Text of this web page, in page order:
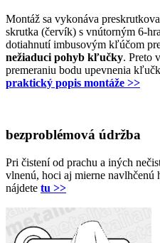
Montáž sa vykonáva
skrutka (červík) s vnútorným 6-
dotiahnutí imbusovým kľúčom
nežiaduci pohyb kľučky. Preto
premeraniu bodu upevnenia
praktický popis montáže >>
bezproblémová údržba
Pri čistení od prachu a iných
vlnenú, hoci aj mierne
nájdete tu >>